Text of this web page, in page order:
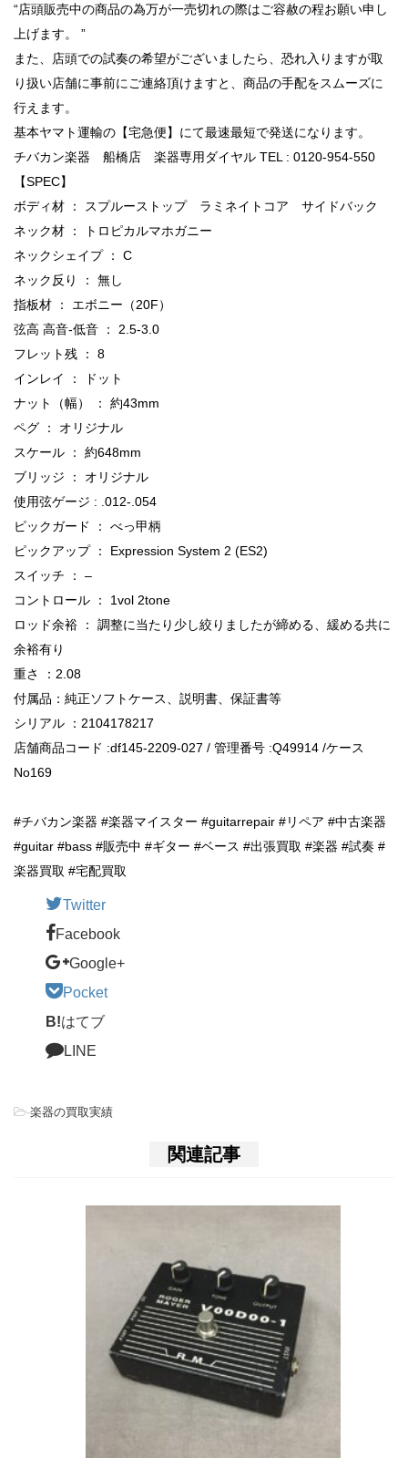
“店頭販売中の商品の為万が一売切れの際はご容赦の程お願い申し
上げます。 ”
また、店頭での試奏の希望がございましたら、恐れ入りますが取
り扱い店舗に事前にご連絡頂けますと、商品の手配をスムーズに
行えます。
基本ヤマト運輸の【宅急便】にて最速最短で発送になります。
チバカン楽器 船橋店 楽器専用ダイヤル TEL : 0120-954-550
【SPEC】
ボディ材 ： スプルーストップ ラミネイトコア サイドバック
ネック材 ： トロピカルマホガニー
ネックシェイプ ： C
ネック反り ： 無し
指板材 ： エボニー（20F）
弦高 高音-低音 ： 2.5-3.0
フレット残 ： 8
インレイ ： ドット
ナット（幅） ： 約43mm
ペグ ： オリジナル
スケール ： 約648mm
ブリッジ ： オリジナル
使用弦ゲージ : .012-.054
ピックガード ： べっ甲柄
ピックアップ ： Expression System 2 (ES2)
スイッチ ： –
コントロール ： 1vol 2tone
ロッド余裕 ： 調整に当たり少し絞りましたが締める、緩める共に
余裕有り
重さ ：2.08
付属品：純正ソフトケース、説明書、保証書等
シリアル ：2104178217
店舗商品コード :df145-2209-027 / 管理番号 :Q49914 /ケース
No169
#チバカン楽器 #楽器マイスター #guitarrepair #リペア #中古楽器
#guitar #bass #販売中 #ギター #ベース #出張買取 #楽器 #試奏 #
楽器買取 #宅配買取
Twitter
Facebook
Google+
Pocket
B!はてブ
LINE
-楽器の買取実績
関連記事